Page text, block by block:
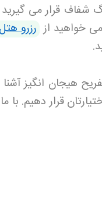
شفاف قرار می
خواهید از رزرو
.
هیجان انگیز
قرار دهیم. با